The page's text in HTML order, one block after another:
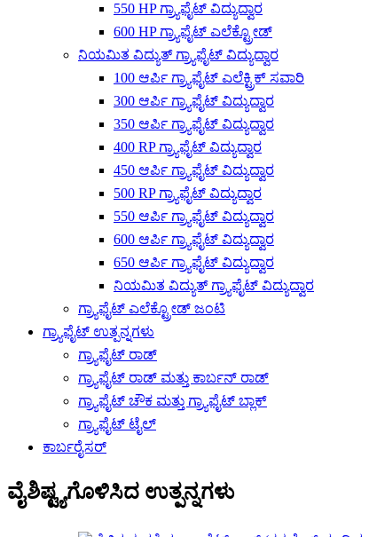
550 HP ಗ್ರ್ಯಾಫೈಟ್ ವಿದ್ಯುದ್ವಾರ
600 HP ಗ್ರ್ಯಾಫೈಟ್ ಎಲೆಕ್ಟ್ರೋಡ್
ನಿಯಮಿತ ವಿದ್ಯುತ್ ಗ್ರ್ಯಾಫೈಟ್ ವಿದ್ಯುದ್ವಾರ
100 ಆರ್ಪಿ ಗ್ರ್ಯಾಫೈಟ್ ಎಲೆಕ್ಟ್ರಿಕ್ ಸವಾರಿ
300 ಆರ್ಪಿ ಗ್ರ್ಯಾಫೈಟ್ ವಿದ್ಯುದ್ವಾರ
350 ಆರ್ಪಿ ಗ್ರ್ಯಾಫೈಟ್ ವಿದ್ಯುದ್ವಾರ
400 RP ಗ್ರ್ಯಾಫೈಟ್ ವಿದ್ಯುದ್ವಾರ
450 ಆರ್ಪಿ ಗ್ರ್ಯಾಫೈಟ್ ವಿದ್ಯುದ್ವಾರ
500 RP ಗ್ರ್ಯಾಫೈಟ್ ವಿದ್ಯುದ್ವಾರ
550 ಆರ್ಪಿ ಗ್ರ್ಯಾಫೈಟ್ ವಿದ್ಯುದ್ವಾರ
600 ಆರ್ಪಿ ಗ್ರ್ಯಾಫೈಟ್ ವಿದ್ಯುದ್ವಾರ
650 ಆರ್ಪಿ ಗ್ರ್ಯಾಫೈಟ್ ವಿದ್ಯುದ್ವಾರ
ನಿಯಮಿತ ವಿದ್ಯುತ್ ಗ್ರ್ಯಾಫೈಟ್ ವಿದ್ಯುದ್ವಾರ
ಗ್ರ್ಯಾಫೈಟ್ ಎಲೆಕ್ಟ್ರೋಡ್ ಜಂಟಿ
ಗ್ರ್ಯಾಫೈಟ್ ಉತ್ಪನ್ನಗಳು
ಗ್ರ್ಯಾಫೈಟ್ ರಾಡ್
ಗ್ರ್ಯಾಫೈಟ್ ರಾಡ್ ಮತ್ತು ಕಾರ್ಬನ್ ರಾಡ್
ಗ್ರ್ಯಾಫೈಟ್ ಚೌಕ ಮತ್ತು ಗ್ರ್ಯಾಫೈಟ್ ಬ್ಲಾಕ್
ಗ್ರ್ಯಾಫೈಟ್ ಟೈಲ್
ಕಾರ್ಬರೈಸರ್
ವೈಶಿಷ್ಟ್ಯಗೊಳಿಸಿದ ಉತ್ಪನ್ನಗಳು